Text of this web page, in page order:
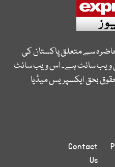
سے متعلق پاکستان کی
ویب سائٹ ہے۔ اس ویب سائٹ
بحق ایکسپریس میڈیا
Contact
Us